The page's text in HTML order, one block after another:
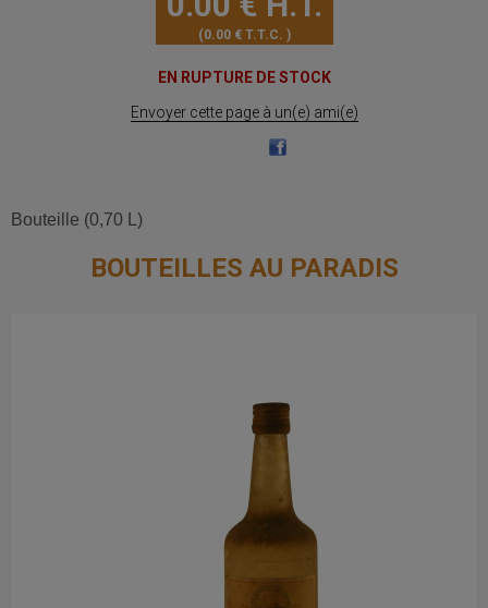
0.00€ T.T.C.
EN RUPTURE DE STOCK
Envoyer cette page à un(e) ami(e)
Bouteille (0,70 L)
BOUTEILLES AU PARADIS